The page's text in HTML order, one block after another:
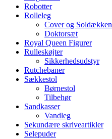
Robotter
Rolleleg
Cover og Soldækken
Doktorsæt
Royal Queen Figurer
Rulleskøjter
Sikkerhedsudstyr
Rutchebaner
Sækkestol
Børnestol
Tilbehør
Sandkasser
Vandleg
Sekundære skriveartikler
Selepuder